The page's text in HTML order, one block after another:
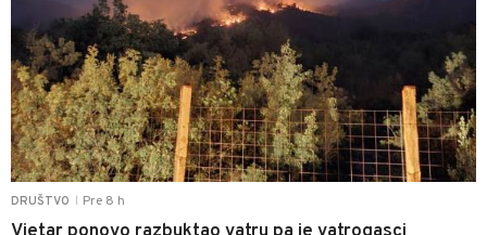
DRUŠTVO Pre 8 h